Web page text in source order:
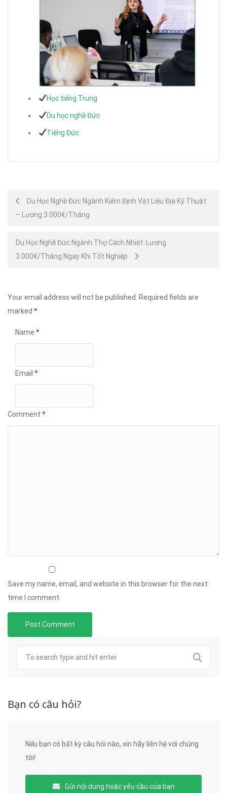
Học tiếng Trung
Du học nghề Đức
Tiếng Đức
Post
navigation
Du Học Nghề Đức Ngành Kiểm Định Vật Liệu Địa Kỹ Thuật
– Lương 3.000€/Tháng
Du Học Nghề Đức Ngành Thợ Cách Nhiệt: Lương
3.000€/Tháng Ngay Khi Tốt Nghiệp
Your email address will not be published.
Required fields are
marked *
Name *
Email *
Comment *
Save my name, email, and website in this browser for the next
time I comment.
Bạn có câu hỏi?
Nếu bạn có bất kỳ câu hỏi nào, xin hãy liên hệ với chúng
tôi!
Gửi nội dung hoặc yêu cầu của bạn